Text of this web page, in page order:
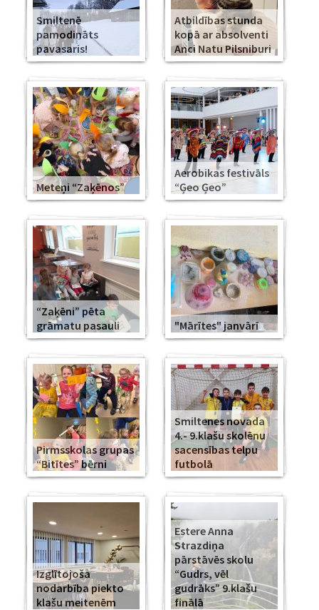
Smiltenē
pamodināts
pavasaris!
Atbildības stunda
kopā ar absolventi
Anci Natu Pilsniburi
Meteņi “Zaķēnos”
Aerobikas festivāls
“Ģeo Ģeo”
“Zaķēni” pēta
grāmatu pasauli
"Mārītes" janvārī
Pirmsskolas grupas
“Bitītes” bērni
Smiltenes novada
4.- 9.klašu skolēnu
sacensības telpu
futbolā
Izglītojoša
nodarbība piekto
klašu meitenēm
Estere Anna
Strazdiņa
pārstāvēs skolu
“Gudrs, vēl
gudrāks” 9.klašu
finālā